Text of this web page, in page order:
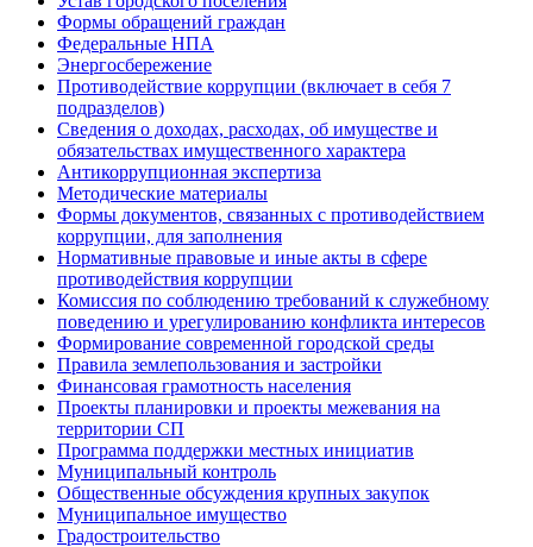
Формы обращений граждан
Федеральные НПА
Энергосбережение
Противодействие коррупции (включает в себя 7
подразделов)
Сведения о доходах, расходах, об имуществе и
обязательствах имущественного характера
Антикоррупционная экспертиза
Методические материалы
Формы документов, связанных с противодействием
коррупции, для заполнения
Нормативные правовые и иные акты в сфере
противодействия коррупции
Комиссия по соблюдению требований к служебному
поведению и урегулированию конфликта интересов
Формирование современной городской среды
Правила землепользования и застройки
Финансовая грамотность населения
Проекты планировки и проекты межевания на
территории СП
Программа поддержки местных инициатив
Муниципальный контроль
Общественные обсуждения крупных закупок
Муниципальное имущество
Градостроительство